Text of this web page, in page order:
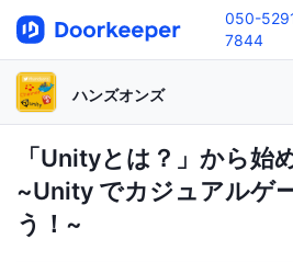
050-
7844
ハンズオンズ
「Unityとは？」から始
~Unity でカジュアルゲ
う！~